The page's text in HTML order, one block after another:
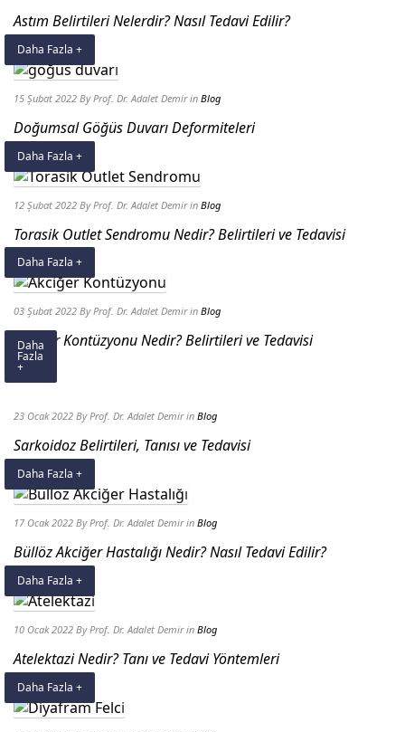
Astım Belirtileri Nelerdir? Nasıl Tedavi Edilir?
Daha Fazla +
15 Şubat 2022 By Prof. Dr. Adalet Demir in Blog
Doğumsal Göğüs Duvarı Deformiteleri
Daha Fazla +
12 Şubat 2022 By Prof. Dr. Adalet Demir in Blog
Torasik Outlet Sendromu Nedir? Belirtileri ve Tedavisi
Daha Fazla +
03 Şubat 2022 By Prof. Dr. Adalet Demir in Blog
Akciğer Kontüzyonu Nedir? Belirtileri ve Tedavisi
Daha
Fazla
+
23 Ocak 2022 By Prof. Dr. Adalet Demir in Blog
Sarkoidoz Belirtileri, Tanısı ve Tedavisi
Daha Fazla +
17 Ocak 2022 By Prof. Dr. Adalet Demir in Blog
Büllöz Akciğer Hastalığı Nedir? Nasıl Tedavi Edilir?
Daha Fazla +
10 Ocak 2022 By Prof. Dr. Adalet Demir in Blog
Atelektazi Nedir? Tanı ve Tedavi Yöntemleri
Daha Fazla +